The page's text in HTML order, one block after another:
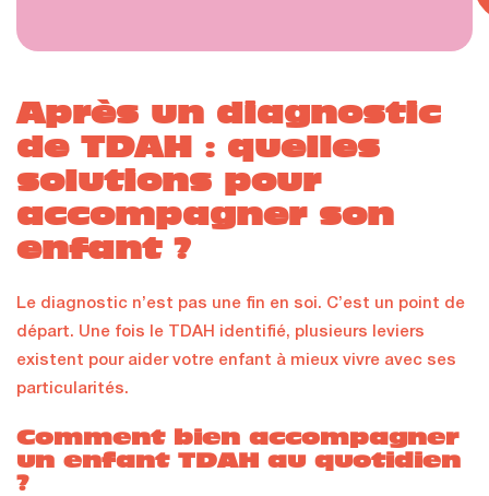
Après un diagnostic
de TDAH : quelles
solutions pour
accompagner son
enfant ?
Le diagnostic n’est pas une fin en soi. C’est un point de
départ. Une fois le TDAH identifié, plusieurs leviers
existent pour aider votre enfant à mieux vivre avec ses
particularités.
Comment bien accompagner
un enfant TDAH au quotidien
?